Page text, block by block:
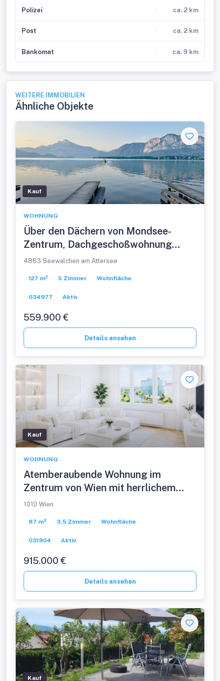
Polizei ca. 2 km
Post ca. 2 km
Bankomat ca. 9 km
WEITERE IMMOBILIEN
Ähnliche Objekte
Kauf
WOHNUNG
Über den Dächern von Mondsee-
Zentrum, Dachgeschoßwohnung
127m², 5Zimmer,
4863 Seewalchen am Attersee
127 m² 5 Zimmer Wohnfläche
034977 Aktiv
559.900 €
Details ansehen
Kauf
WOHNUNG
Atemberaubende Wohnung im
Zentrum von Wien mit herrlichem
Panoramablick! 1. Bezirk. U1
1010 Wien
87 m² 3,5 Zimmer Wohnfläche
031904 Aktiv
915.000 €
Details ansehen
Kauf